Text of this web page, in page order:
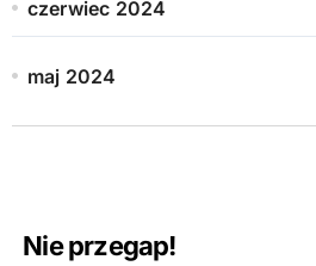
czerwiec 2024
maj 2024
Nie przegap!